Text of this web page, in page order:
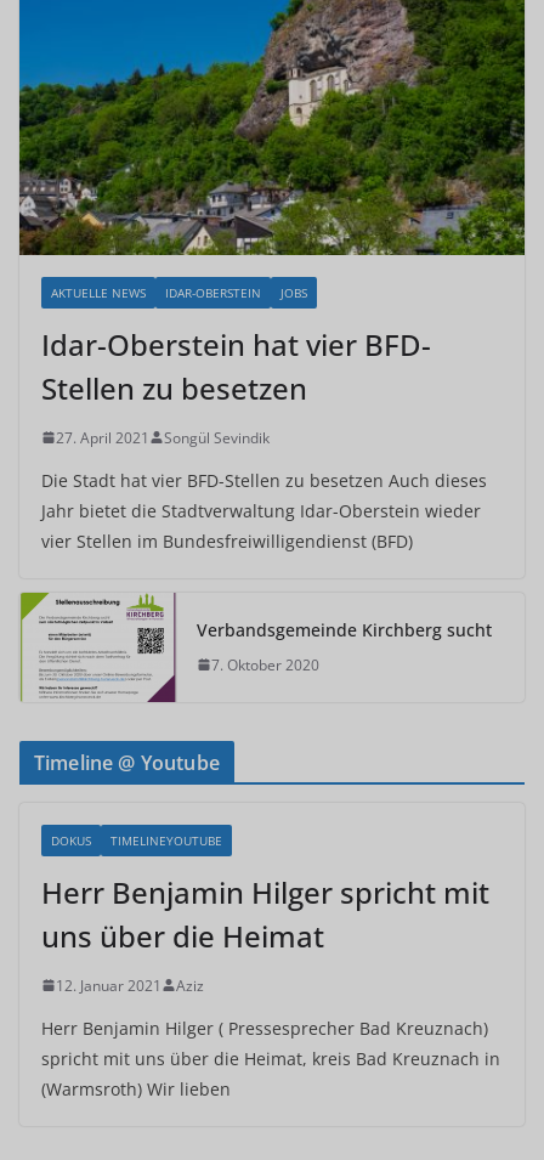
AKTUELLE NEWS IDAR-OBERSTEIN JOBS
Idar-Oberstein hat vier BFD-
Stellen zu besetzen
27. April 2021 Songül Sevindik
Die Stadt hat vier BFD-Stellen zu besetzen Auch dieses
Jahr bietet die Stadtverwaltung Idar-Oberstein wieder
vier Stellen im Bundesfreiwilligendienst (BFD)
Verbandsgemeinde Kirchberg sucht
7. Oktober 2020
Timeline @ Youtube
DOKUS TIMELINEYOUTUBE
Herr Benjamin Hilger spricht mit
uns über die Heimat
12. Januar 2021 Aziz
Herr Benjamin Hilger ( Pressesprecher Bad Kreuznach)
spricht mit uns über die Heimat, kreis Bad Kreuznach in
(Warmsroth) Wir lieben